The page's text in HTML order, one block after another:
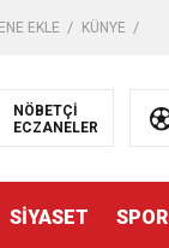
EKLE KÜNYE
NÖBETÇİ
ECZANELER
SİYASET SPOR